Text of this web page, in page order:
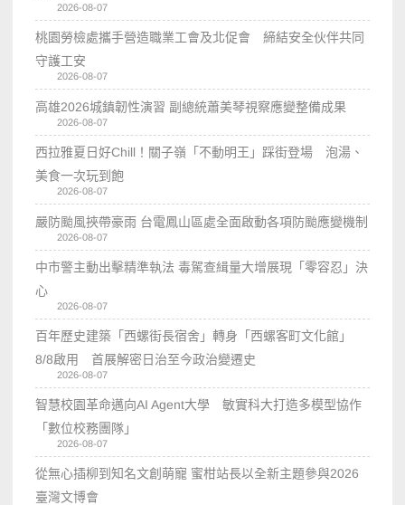
2026-08-07
桃園勞檢處攜手營造職業工會及北促會 締結安全伙伴共同
守護工安
2026-08-07
高雄2026城鎮韌性演習 副總統蕭美琴視察應變整備成果
2026-08-07
西拉雅夏日好Chill！關子嶺「不動明王」踩街登場 泡湯、
美食一次玩到飽
2026-08-07
嚴防颱風挾帶豪雨 台電鳳山區處全面啟動各項防颱應變機制
2026-08-07
中市警主動出擊精準執法 毒駕查緝量大增展現「零容忍」決
心
2026-08-07
百年歷史建築「西螺街長宿舍」轉身「西螺客町文化館」
8/8啟用 首展解密日治至今政治變遷史
2026-08-07
智慧校園革命邁向AI Agent大學 敏實科大打造多模型協作
「數位校務團隊」
2026-08-07
從無心插柳到知名文創萌寵 蜜柑站長以全新主題參與2026
臺灣文博會